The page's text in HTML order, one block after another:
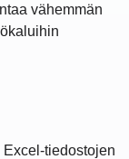
vähemmän
tiedostojen